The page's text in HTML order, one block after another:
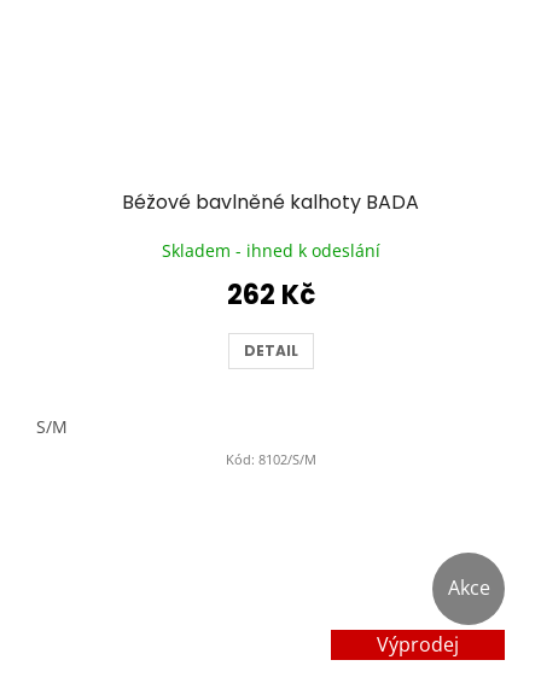
Béžové bavlněné kalhoty BADA
Skladem - ihned k odeslání
262 Kč
DETAIL
S/M
Kód: 8102/S/M
Akce
Výprodej